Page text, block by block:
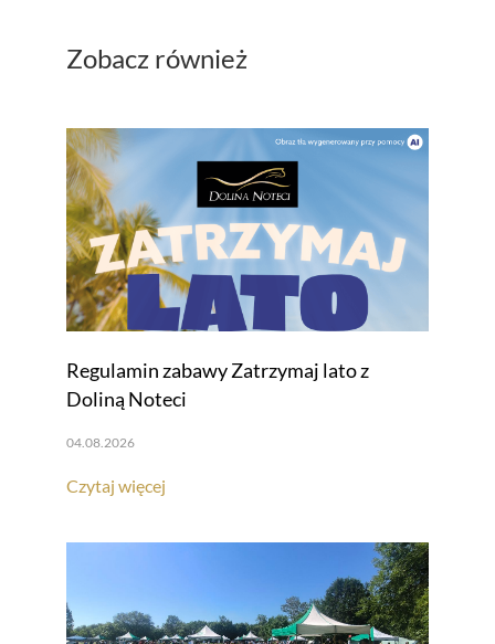
Zobacz również
Regulamin zabawy Zatrzymaj lato z
Doliną Noteci
04.08.2026
Czytaj więcej